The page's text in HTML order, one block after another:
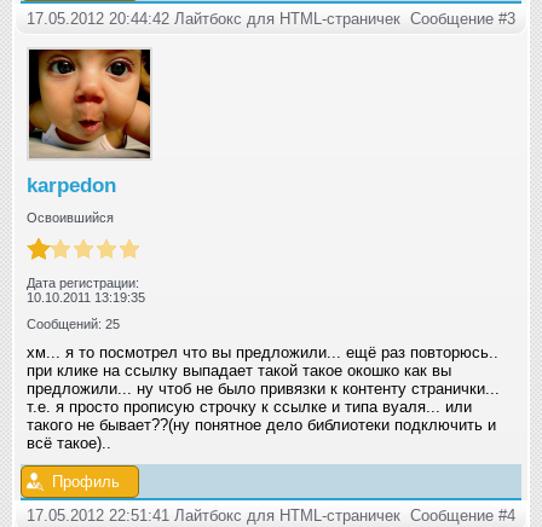
17.05.2012 20:44:42 Лайтбокс для HTML-страничек Сообщение #3
karpedon
Освоившийся
Дата регистрации:
10.10.2011 13:19:35
Сообщений: 25
хм... я то посмотрел что вы предложили... ещё раз повторюсь..
при клике на ссылку выпадает такой такое окошко как вы
предложили... ну чтоб не было привязки к контенту странички...
т.е. я просто прописую строчку к ссылке и типа вуаля... или
такого не бывает??(ну понятное дело библиотеки подключить и
всё такое)..
Профиль
17.05.2012 22:51:41 Лайтбокс для HTML-страничек Сообщение #4